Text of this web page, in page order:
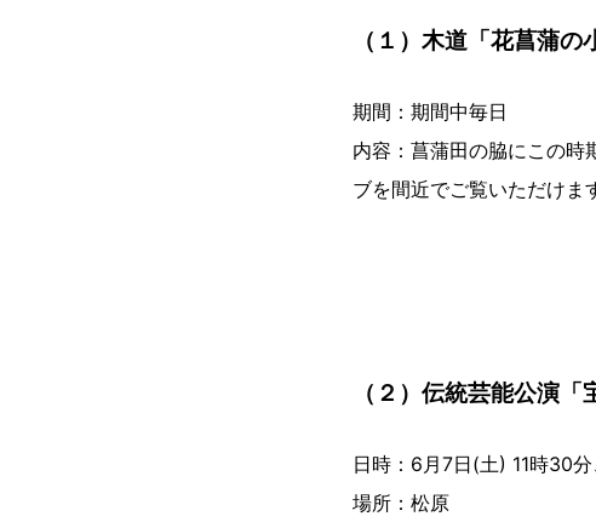
（１）木道「花菖蒲の
期間：期間中毎日
内容：菖蒲田の脇にこの時
ブを間近でご覧いただけま
（２）伝統芸能公演
日時：6月7日(土) 11時30
場所：松原